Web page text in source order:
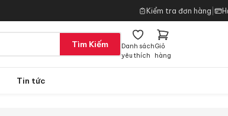
Kiểm tra đơn hàng
Tìm Kiếm
Danh sách
yêu thích
Giỏ
hàng
Tin tức